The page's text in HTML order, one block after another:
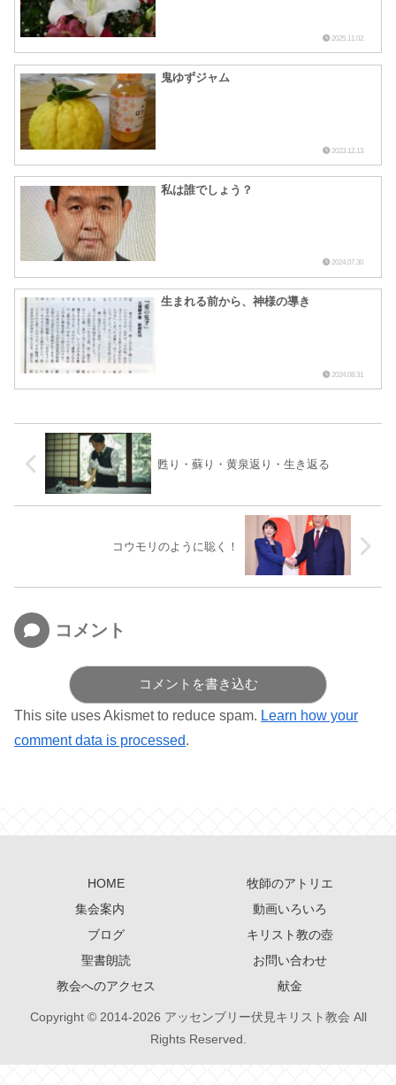
2025.11.02
鬼ゆずジャム
2023.12.13
私は誰でしょう？
2024.07.30
生まれる前から、神様の導き
2024.08.31
甦り・蘇り・黄泉返り・生き返る
コウモリのように聡く！
コメント
コメントを書き込む
This site uses Akismet to reduce spam. Learn how your
comment data is processed.
HOME
牧師のアトリエ
集会案内
動画いろいろ
ブログ
キリスト教の壺
聖書朗読
お問い合わせ
教会へのアクセス
献金
Copyright © 2014-2026 アッセンブリー伏見キリスト教会 All
Rights Reserved.